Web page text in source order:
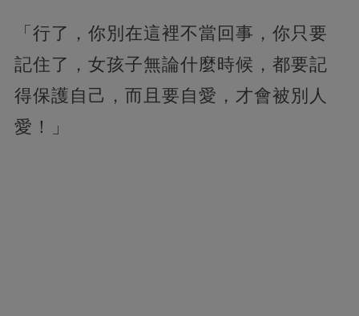
「行了，你別在這裡不當回事，你只要
記住了，女孩子無論什麼時候，都要記
得保護自己，而且要自愛，才會被別人
愛！」